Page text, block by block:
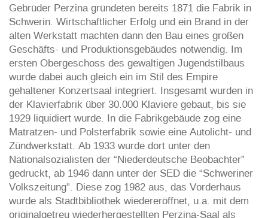
Gebrüder Perzina gründeten bereits 1871 die Fabrik in
Schwerin. Wirtschaftlicher Erfolg und ein Brand in der
alten Werkstatt machten dann den Bau eines großen
Geschäfts- und Produktionsgebäudes notwendig. Im
ersten Obergeschoss des gewaltigen Jugendstilbaus
wurde dabei auch gleich ein im Stil des Empire
gehaltener Konzertsaal integriert. Insgesamt wurden in
der Klavierfabrik über 30.000 Klaviere gebaut, bis sie
1929 liquidiert wurde. In die Fabrikgebäude zog eine
Matratzen- und Polsterfabrik sowie eine Autolicht- und
Zündwerkstatt. Ab 1933 wurde dort unter den
Nationalsozialisten der “Niederdeutsche Beobachter”
gedruckt, ab 1946 dann unter der SED die “Schweriner
Volkszeitung”. Diese zog 1982 aus, das Vorderhaus
wurde als Stadtbibliothek wiedereröffnet, u.a. mit dem
originalgetreu wiederhergestellten Perzina-Saal als